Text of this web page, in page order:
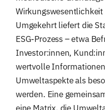
Wirkungswesentlichkeit
Umgekehrt liefert die
ESG-Prozess – etwa
Investor:innen,
wertvolle
Umweltaspekte als
werden. Eine
eine Matrix, die